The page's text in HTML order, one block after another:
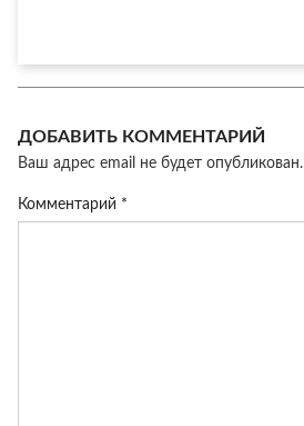
ДОБАВИТЬ КОММЕНТАРИЙ
Ваш адрес email не будет опубликован.
Комментарий *